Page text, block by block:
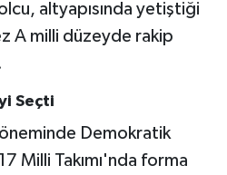
altyapısında yetiştiği
A milli düzeyde rakip
Seçti
Demokratik
Milli Takımı'nda forma